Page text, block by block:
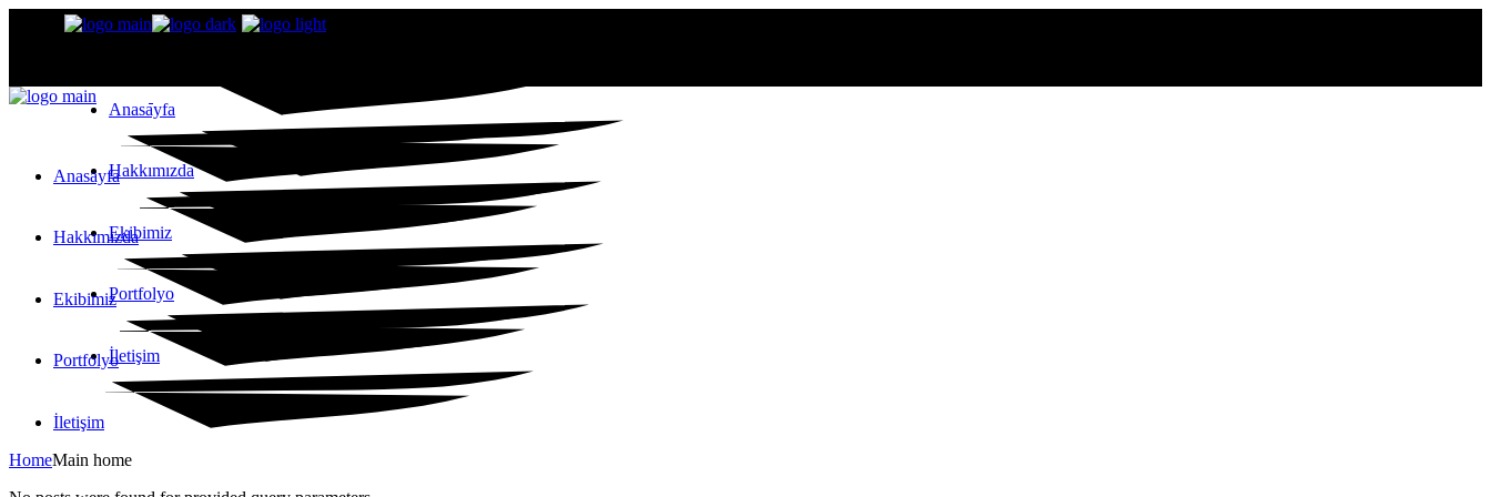
Anasayfa
Hakkımızda
Ekibimiz
Portfolyo
İletişim
Anasayfa
Hakkımızda
Ekibimiz
Portfolyo
İletişim
HomeMain home